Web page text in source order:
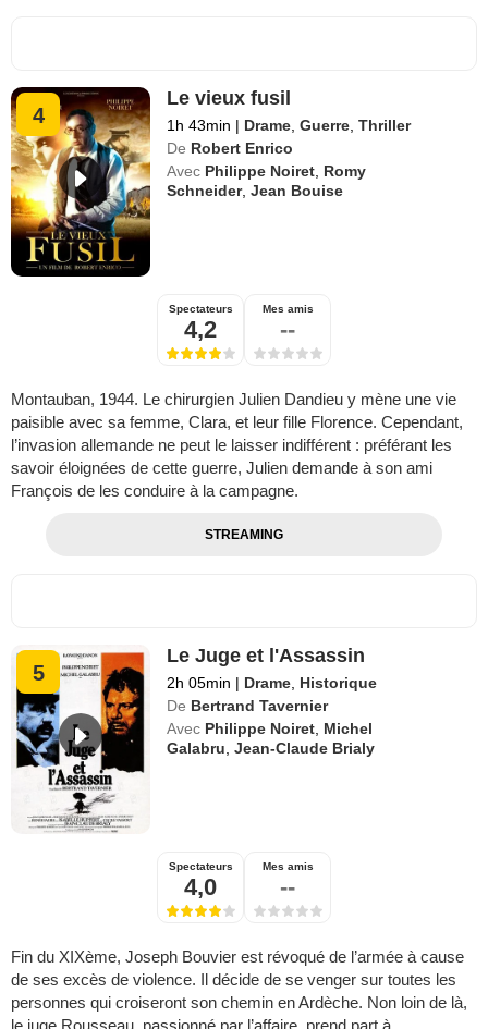
4
Le vieux fusil
1h 43min | Drame ,Guerre ,Thriller
De Robert Enrico
Avec Philippe Noiret Romy
Schneider,Jean Bouise
Spectateurs
4,2
Mes amis
--
Montauban, 1944. Le chirurgien Julien Dandieu y mène une vie
paisible avec sa femme, Clara, et leur fille Florence. Cependant,
l’invasion allemande ne peut le laisser indifférent : préférant les
savoir éloignées de cette guerre, Julien demande à son ami
François de les conduire à la campagne.
STREAMING
5
Le Juge et l'Assassin
2h 05min | Drame Historique
De Bertrand Tavernier
Avec Philippe Noiret Michel
Galabru ,Jean-Claude Brialy
Spectateurs
4,0
Mes amis
--
Fin du XIXème, Joseph Bouvier est révoqué de l’armée à cause
de ses excès de violence. Il décide de se venger sur toutes les
personnes qui croiseront son chemin en Ardèche. Non loin de là,
le juge Rousseau, passionné par l’affaire, prend part à